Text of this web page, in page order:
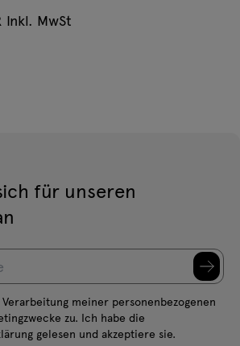
Inkl. MwSt
für unseren
meiner personenbezogenen
zu. Ich habe die
gelesen und akzeptiere sie.